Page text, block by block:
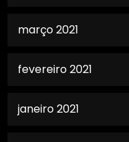
março 2021
fevereiro 2021
janeiro 2021